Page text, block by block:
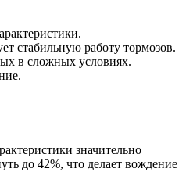
стабильную работу тормозов.
в сложных условиях.
значительно
до 42%, что делает вождение